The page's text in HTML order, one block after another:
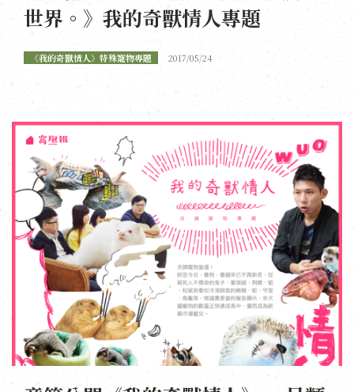
世界。》我的奇獸情人專題
《我的奇獸情人》特殊寵物專題 2017/05/24